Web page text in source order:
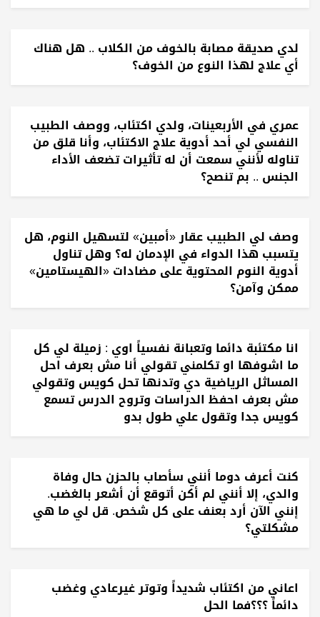
لدي صديقة مصابة بالخوف من الكلاب .. هل هناك
أي علاج لهذا النوع من الخوف؟
عمري في الأربعينات، ولدي اكتئاب، ووصف الطبيب
النفسي لي أحد أدوية علاج الاكتئاب، وأنا قلق من
تناوله لأنني سمعت أن له تأثيرات تضعف الأداء
الجنس .. بم تنصح؟
وصف لي الطبيب عقار «أمبين» لتسهيل النوم، هل
يتسبب هذا الدواء في الإدمان له؟ وهل تناول
أدوية النوم المحتوية على مضادات «الهيستامين»
ممكن وآمن؟
انا مكتئبة دائما وتعبانة نفسياً اوي : زميلة لي كل
ما اشوفها او تكلمني تقولي أنا مش بعرف احل
المساثل الرياضية دي وتدنها تحل كويس وتقولي
مش بعرف احفظ الدراسات وتروح الدرس تسمع
كويس جدا وتقول علي طول بدو
كنت أعرف دوما أنني سأصاب بالحزن حال وفاة
والدي، إلا أنني لم أكن أتوقع أن أشعر بالغضب.
إنني الآن أرد بعنف على كل شخص. قل لي ما هي
مشكلتي؟
اعاني من اكتئاب شديداً وتوتر غيرعادي وغضب
دائماً ؟؟؟فما الحل